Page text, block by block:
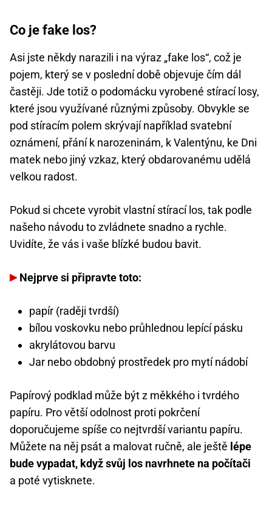
Co je fake los?
Asi jste někdy narazili i na výraz „fake los“, což je
pojem, který se v poslední době objevuje čím dál
častěji. Jde totiž o podomácku vyrobené stírací losy,
které jsou využívané různými způsoby. Obvykle se
pod stíracím polem skrývají například svatební
oznámení, přání k narozeninám, k Valentýnu, ke Dni
matek nebo jiný vzkaz, který obdarovanému udělá
velkou radost.
Pokud si chcete vyrobit vlastní stírací los, tak podle
našeho návodu to zvládnete snadno a rychle.
Uvidíte, že vás i vaše blízké budou bavit.
Nejprve si připravte toto:
papír (raději tvrdší)
bílou voskovku nebo průhlednou lepící pásku
akrylátovou barvu
Jar nebo obdobný prostředek pro mytí nádobí
Papírový podklad může být z měkkého i tvrdého
papíru. Pro větší odolnost proti pokrčení
doporučujeme spíše co nejtvrdší variantu papíru.
Můžete na něj psát a malovat ručně, ale ještě lépe
bude vypadat, když svůj los navrhnete na počítači
a poté vytisknete.